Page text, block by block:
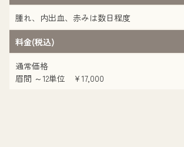
腫れ、内出血、赤みは数日程度
料金(税込)
通常価格
眉間 ～12単位 ¥17,000